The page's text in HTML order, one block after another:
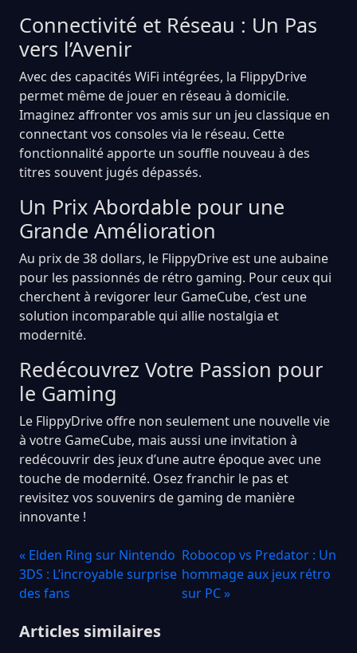
Connectivité et Réseau : Un Pas
vers l’Avenir
Avec des capacités WiFi intégrées, la FlippyDrive
permet même de jouer en réseau à domicile.
Imaginez affronter vos amis sur un jeu classique en
connectant vos consoles via le réseau. Cette
fonctionnalité apporte un souffle nouveau à des
titres souvent jugés dépassés.
Un Prix Abordable pour une
Grande Amélioration
Au prix de 38 dollars, le FlippyDrive est une aubaine
pour les passionnés de rétro gaming. Pour ceux qui
cherchent à revigorer leur GameCube, c’est une
solution incomparable qui allie nostalgia et
modernité.
Redécouvrez Votre Passion pour
le Gaming
Le FlippyDrive offre non seulement une nouvelle vie
à votre GameCube, mais aussi une invitation à
redécouvrir des jeux d’une autre époque avec une
touche de modernité. Osez franchir le pas et
revisitez vos souvenirs de gaming de manière
innovante !
« Elden Ring sur Nintendo
3DS : L’incroyable surprise
des fans
Robocop vs Predator : Un
hommage aux jeux rétro
sur PC »
Articles similaires